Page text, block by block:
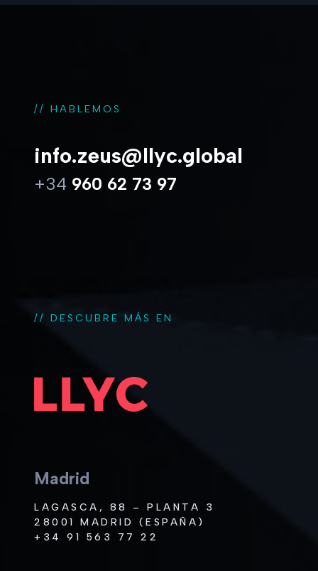
// HABLEMOS
info.zeus@llyc.global
+34 960 62 73 97
// DESCUBRE MÁS EN
Madrid
LAGASCA, 88 – PLANTA 3
28001 MADRID (ESPAÑA)
+34 91 563 77 22